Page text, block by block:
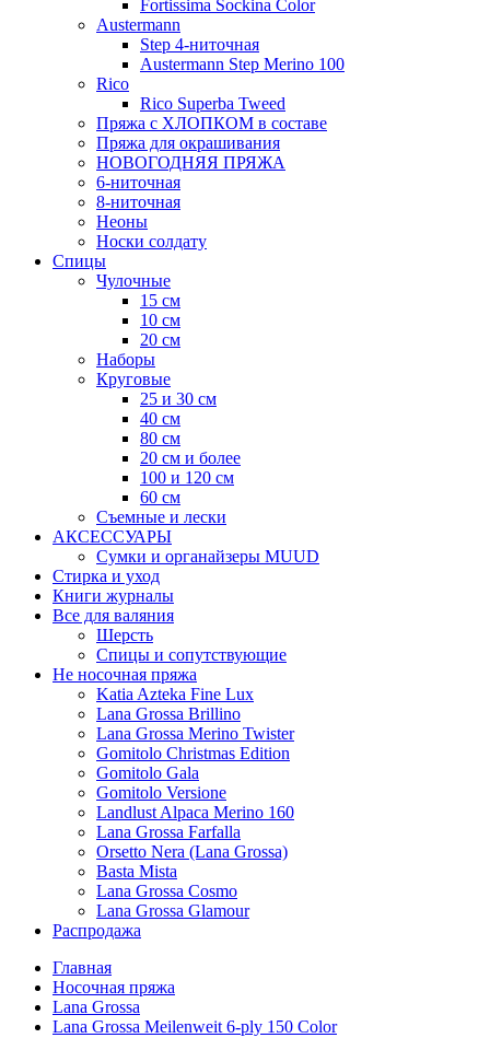
Fortissima Sockina Color
Austermann
Step 4-ниточная
Austermann Step Merino 100
Rico
Rico Superba Tweed
Пряжа с ХЛОПКОМ в составе
Пряжа для окрашивания
НОВОГОДНЯЯ ПРЯЖА
6-ниточная
8-ниточная
Неоны
Носки солдату
Спицы
Чулочные
15 см
10 см
20 см
Наборы
Круговые
25 и 30 см
40 см
80 см
20 см и более
100 и 120 см
60 см
Съемные и лески
АКСЕССУАРЫ
Сумки и органайзеры MUUD
Стирка и уход
Книги журналы
Все для валяния
Шерсть
Спицы и сопутствующие
Не носочная пряжа
Katia Azteka Fine Lux
Lana Grossa Brillino
Lana Grossa Merino Twister
Gomitolo Christmas Edition
Gomitolo Gala
Gomitolo Versione
Landlust Alpaca Merino 160
Lana Grossa Farfalla
Orsetto Nera (Lana Grossa)
Basta Mista
Lana Grossa Cosmo
Lana Grossa Glamour
Распродажа
Главная
Носочная пряжа
Lana Grossa
Lana Grossa Meilenweit 6-ply 150 Color